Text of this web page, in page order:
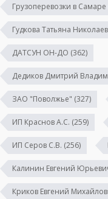
Грузоперевозки в Самаре
Гудкова Татьяна
ДАТСУН ОН-ДО (362)
Дедиков Дмитрий
ЗАО "Поволжье" (327)
ИП Краснов А.С. (259)
ИП Серов С.В. (256)
Калинин Евгений
Криков Евгений